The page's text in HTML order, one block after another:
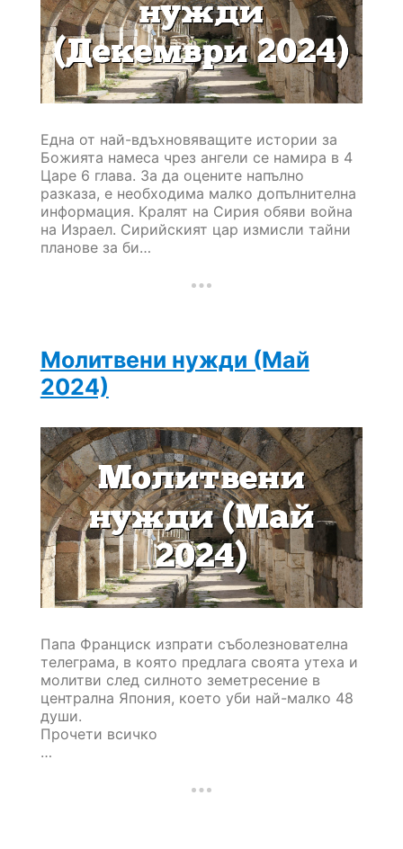
Една от най-вдъхновяващите истории за
Божията намеса чрез ангели се намира в 4
Царе 6 глава. За да оцените напълно
разказа, е необходима малко допълнителна
информация. Кралят на Сирия обяви война
на Израел. Сирийският цар измисли тайни
планове за би…
Молитвени нужди (Май
2024)
Папа Франциск изпрати съболезнователна
телеграма, в която предлага своята утеха и
молитви след силното земетресение в
централна Япония, което уби най-малко 48
души.
Прочети всичко
…